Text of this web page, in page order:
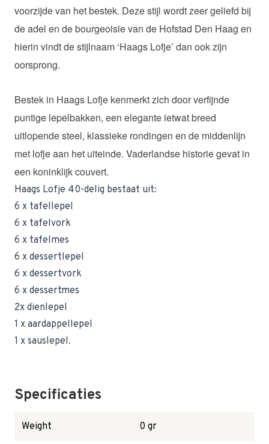
voorzijde van het bestek. Deze stijl wordt zeer geliefd bij
de adel en de bourgeoisie van de Hofstad Den Haag en
hierin vindt de stijlnaam ‘Haags Lofje’ dan ook zijn
oorsprong.
Bestek in Haags Lofje kenmerkt zich door verfijnde
puntige lepelbakken, een elegante ietwat breed
uitlopende steel, klassieke rondingen en de middenlijn
met lofje aan het uiteinde. Vaderlandse historie gevat in
een koninklijk couvert.
Haags Lofje 40-delig bestaat uit:
6 x tafellepel
6 x tafelvork
6 x tafelmes
6 x dessertlepel
6 x dessertvork
6 x dessertmes
2x dienlepel
1 x aardappellepel
1 x sauslepel.
Specificaties
Weight 0 gr